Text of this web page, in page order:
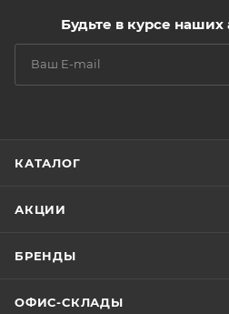
Будьте в курсе
КАТАЛОГ
АКЦИИ
БРЕНДЫ
ОФИС-СКЛАДЫ